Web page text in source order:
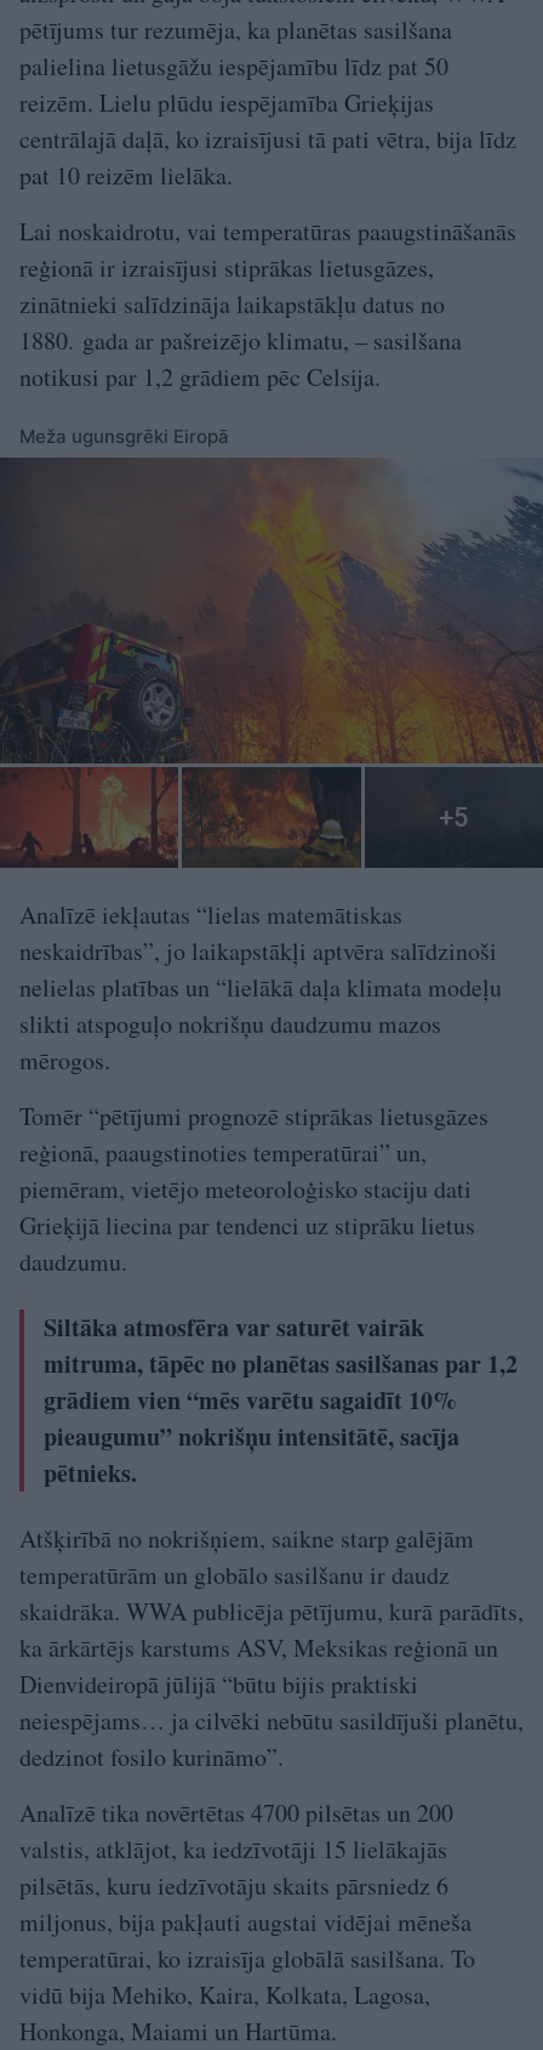
pētījums tur rezumēja, ka planētas sasilšana
palielina lietusgāžu iespējamību līdz pat 50
reizēm. Lielu plūdu iespējamība Grieķijas
centrālajā daļā, ko izraisījusi tā pati vētra, bija līdz
pat 10 reizēm lielāka.
Lai noskaidrotu, vai temperatūras paaugstināšanās
reģionā ir izraisījusi stiprākas lietusgāzes,
zinātnieki salīdzināja laikapstākļu datus no
1880. gada ar pašreizējo klimatu, – sasilšana
notikusi par 1,2 grādiem pēc Celsija.
Meža ugunsgrēki Eiropā
Analīzē iekļautas “lielas matemātiskas
neskaidrības”, jo laikapstākļi aptvēra salīdzinoši
nelielas platības un “lielākā daļa klimata modeļu
slikti atspoguļo nokrišņu daudzumu mazos
mērogos.
Tomēr “pētījumi prognozē stiprākas lietusgāzes
reģionā, paaugstinoties temperatūrai” un,
piemēram, vietējo meteoroloģisko staciju dati
Grieķijā liecina par tendenci uz stiprāku lietus
daudzumu.
Siltāka atmosfēra var saturēt vairāk
mitruma, tāpēc no planētas sasilšanas par 1,2
grādiem vien “mēs varētu sagaidīt 10%
pieaugumu” nokrišņu intensitātē, sacīja
pētnieks.
Atšķirībā no nokrišņiem, saikne starp galējām
temperatūrām un globālo sasilšanu ir daudz
skaidrāka. WWA publicēja pētījumu, kurā parādīts,
ka ārkārtējs karstums ASV, Meksikas reģionā un
Dienvideiropā jūlijā “būtu bijis praktiski
neiespējams… ja cilvēki nebūtu sasildījuši planētu,
dedzinot fosilo kurināmo”.
Analīzē tika novērtētas 4700 pilsētas un 200
valstis, atklājot, ka iedzīvotāji 15 lielākajās
pilsētās, kuru iedzīvotāju skaits pārsniedz 6
miljonus, bija pakļauti augstai vidējai mēneša
temperatūrai, ko izraisīja globālā sasilšana. To
vidū bija Mehiko, Kaira, Kolkata, Lagosa,
Honkonga, Maiami un Hartūma.